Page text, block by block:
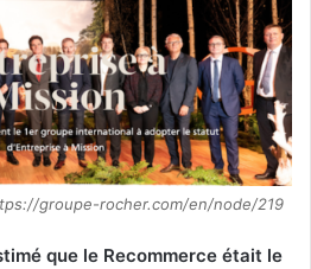
groupe-rocher.com/en/node/219
que le Recommerce était le